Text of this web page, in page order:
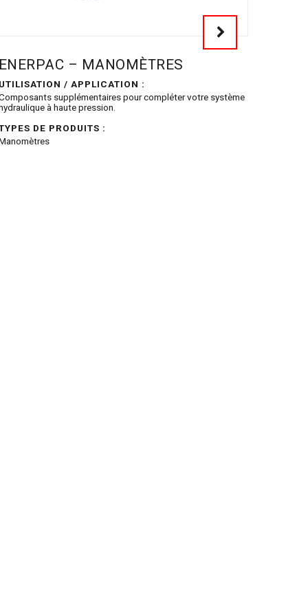
– MANOMÈTRES
/ APPLICATION :
supplémentaires pour compléter votre système
à haute pression.
DE PRODUITS :